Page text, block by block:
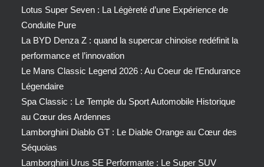
Lotus Super Seven : La Légèreté d’une Expérience de
Conduite Pure
La BYD Denza Z : quand la supercar chinoise redéfinit la
performance et l’innovation
Le Mans Classic Legend 2026 : Au Coeur de l’Endurance
Légendaire
Spa Classic : Le Temple du Sport Automobile Historique
au Cœur des Ardennes
Lamborghini Diablo GT : Le Diable Orange au Cœur des
Séquoias
Lamborghini Urus SE Performante : Le Super SUV